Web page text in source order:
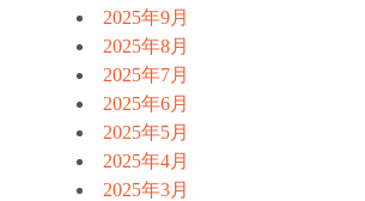
2025年9月
2025年8月
2025年7月
2025年6月
2025年5月
2025年4月
2025年3月